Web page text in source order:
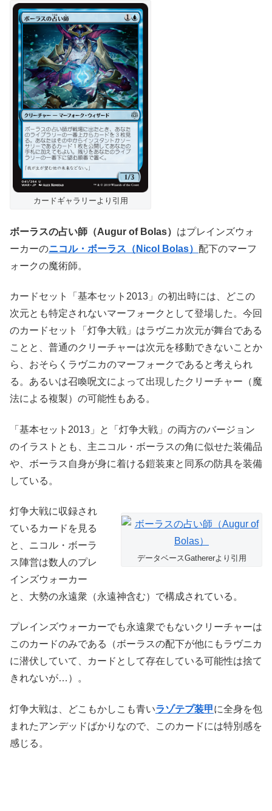
カードギャラリーより引用
ボーラスの占い師（Augur of Bolas） はプレインズウォ
ーカーのニコル・ボーラス（Nicol Bolas） 配下のマーフ
ォークの魔術師。
カードセット「基本セット2013」の初出時には、どこの
次元とも特定されないマーフォークとして登場した。今回
のカードセット「灯争大戦」はラヴニカ次元が舞台である
ことと、普通のクリーチャーは次元を移動できないことか
ら、おそらくラヴニカのマーフォークであると考えられ
る。あるいは召喚呪文によって出現したクリーチャー（魔
法による複製）の可能性もある。
「基本セット2013」と「灯争大戦」の両方のバージョン
のイラストとも、主ニコル・ボーラスの角に似せた装備品
や、ボーラス自身が身に着ける鎧装束と同系の防具を装備
している。
データベースGathererより引用
灯争大戦に収録され
ているカードを見る
と、ニコル・ボーラ
ス陣営は数人のプレ
インズウォーカー
と、大勢の永遠衆（永遠神含む）で構成されている。
プレインズウォーカーでも永遠衆でもないクリーチャーは
このカードのみである（ボーラスの配下が他にもラヴニカ
に潜伏していて、カードとして存在している可能性は捨て
きれないが…）。
灯争大戦は、どこもかしこも青いラゾテプ装甲に全身を包
まれたアンデッドばかりなので、このカードには特別感を
感じる。